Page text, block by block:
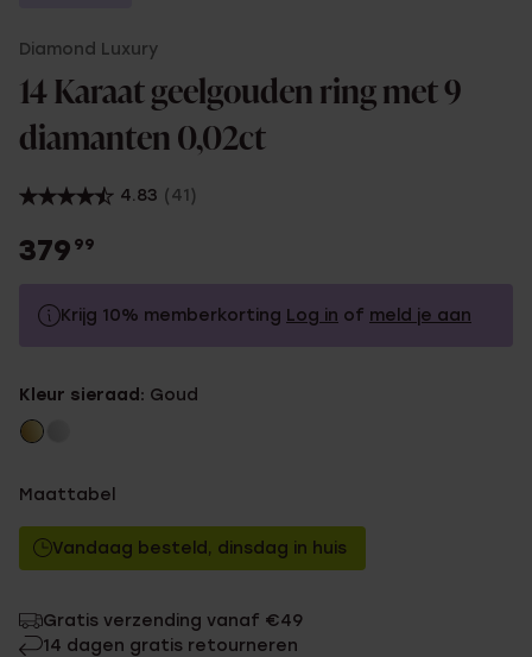
Diamond Luxury
14 Karaat geelgouden ring met 9
diamanten 0,02ct
4.83 (41)
379 99
Krijg 10% memberkorting Log in of meld je aan
Zonder memberkorting
Kleur sieraad: Goud
Maattabel
Vandaag besteld, dinsdag in huis
Gratis verzending vanaf €49
14 dagen gratis retourneren